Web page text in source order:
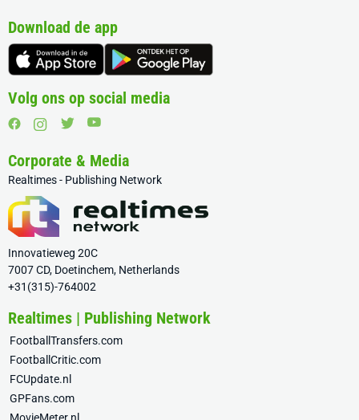
Download de app
Volg ons op social media
Corporate & Media
Realtimes - Publishing Network
Innovatieweg 20C
7007 CD, Doetinchem, Netherlands
+31(315)-764002
Realtimes | Publishing Network
FootballTransfers.com
FootballCritic.com
FCUpdate.nl
GPFans.com